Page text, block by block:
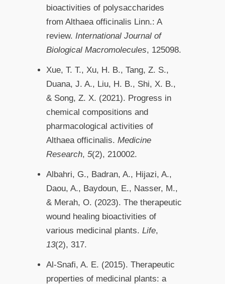
bioactivities of polysaccharides
from Althaea officinalis Linn.: A
review.International Journal of
Biological Macromolecules, 125098.
Xue, T. T., Xu, H. B., Tang, Z. S.,
Duana, J. A., Liu, H. B., Shi, X. B.,
& Song, Z. X. (2021). Progress in
chemical compositions and
pharmacological activities of
Althaea officinalis.Medicine
Research,5(2), 210002.
Albahri, G., Badran, A., Hijazi, A.,
Daou, A., Baydoun, E., Nasser, M.,
& Merah, O. (2023). The therapeutic
wound healing bioactivities of
various medicinal plants.Life,
13(2), 317.
Al-Snafi, A. E. (2015). Therapeutic
properties of medicinal plants: a